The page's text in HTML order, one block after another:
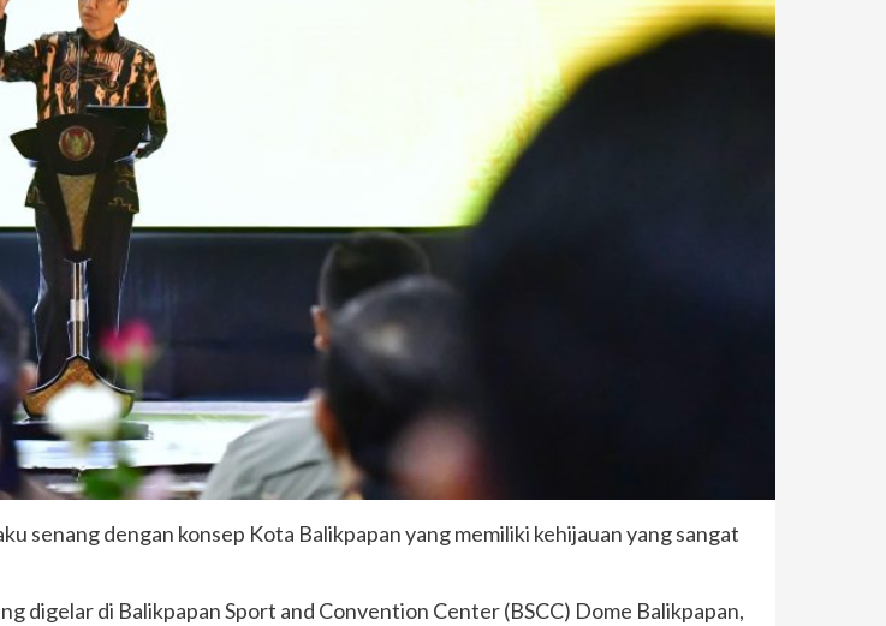
senang dengan konsep Kota Balikpapan yang memiliki kehijauan yang sangat
digelar di Balikpapan Sport and Convention Center (BSCC) Dome Balikpapan,